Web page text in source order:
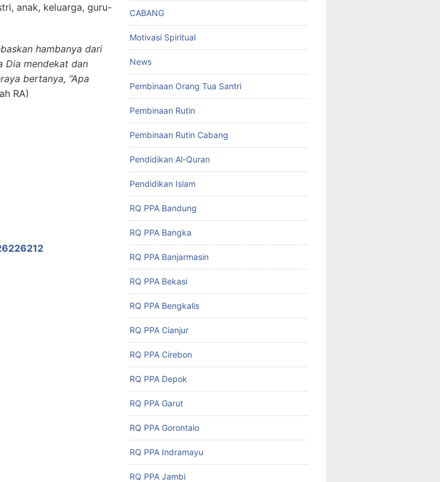
anak, keluarga, guru-
hambanya dari
Dia mendekat dan
bertanya, “Apa
RA)
CABANG
Motivasi Spiritual
News
Pembinaan Orang Tua Santri
Pembinaan Rutin
Pembinaan Rutin Cabang
Pendidikan Al-Quran
Pendidikan Islam
RQ PPA Bandung
RQ PPA Bangka
RQ PPA Banjarmasin
RQ PPA Bekasi
RQ PPA Bengkalis
RQ PPA Cianjur
RQ PPA Cirebon
RQ PPA Depok
RQ PPA Garut
RQ PPA Gorontalo
RQ PPA Indramayu
RQ PPA Jambi